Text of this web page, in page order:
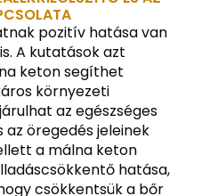
pozitív hatása van
A kutatások azt
keton segíthet
környezeti
az egészséges
öregedés jeleinek
a málna keton
hatása,
csökkentsük a bőr